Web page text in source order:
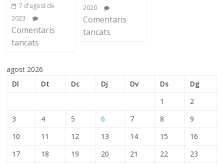
7 d'agost de
2023
Comentaris
tancats
2020
Comentaris
tancats
agost 2026
Dl
Dt Dc Dj Dv Ds
Dg
1
2
3
4 5 6 7 8
9
10
11 12 13 14 15
16
17
18 19 20 21 22
23